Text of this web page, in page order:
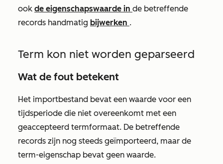
ook de eigenschapswaarde in de betreffende
records handmatig bijwerken .
Term kon niet worden geparseerd
Wat de fout betekent
Het importbestand bevat een waarde voor een
tijdsperiode die niet overeenkomt met een
geaccepteerd termformaat. De betreffende
records zijn nog steeds geïmporteerd, maar de
term-eigenschap bevat geen waarde.